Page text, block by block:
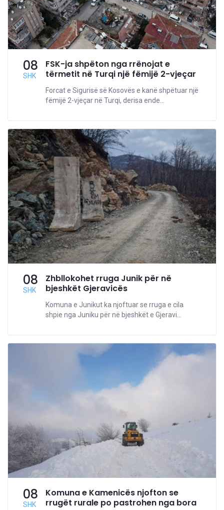
08
SHK
FSK-ja shpëton nga rrënojat e
tërmetit në Turqi një fëmijë 2-vjeçar
Forcat e Sigurisë së Kosovës e kanë shpëtuar një
fëmijë 2-vjeçar në Turqi, derisa ende...
08
SHK
Zhbllokohet rruga Junik për në
bjeshkët Gjeravicës
Komuna e Junikut ka njoftuar se rruga e cila
shpie nga Juniku për në bjeshkët e Gjeravi...
08
SHK
Komuna e Kamenicës njofton se
rrugët rurale po pastrohen nga bora